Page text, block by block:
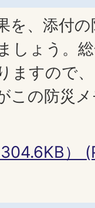
を、添付
しょう。
ますので
この防災
）